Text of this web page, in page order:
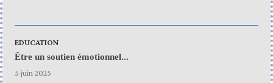
EDUCATION
Être un soutien émotionnel...
5 juin 2025